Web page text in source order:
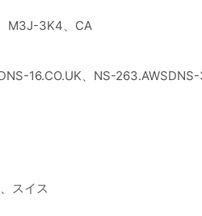
M3J-3K4、CA
16.CO.UK、NS-
スイス